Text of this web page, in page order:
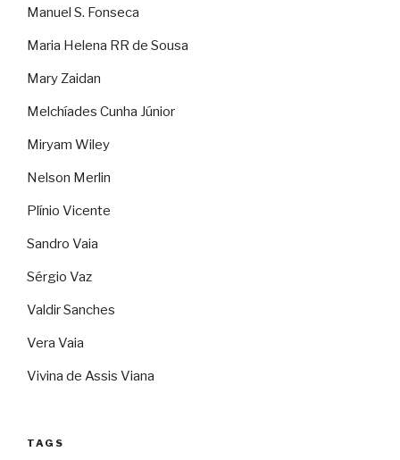
Manuel S. Fonseca
Maria Helena RR de Sousa
Mary Zaidan
Melchíades Cunha Júnior
Miryam Wiley
Nelson Merlin
Plínio Vicente
Sandro Vaia
Sérgio Vaz
Valdir Sanches
Vera Vaia
Vivina de Assis Viana
TAGS